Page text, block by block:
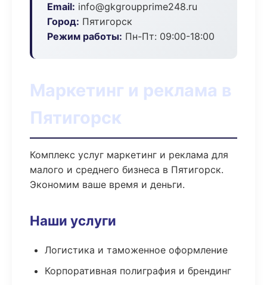
Email: info@gkgroupprime248.ru
Город: Пятигорск
Режим работы: Пн-Пт: 09:00-18:00
Маркетинг и реклама в
Пятигорск
Комплекс услуг маркетинг и реклама для
малого и среднего бизнеса в Пятигорск.
Экономим ваше время и деньги.
Наши услуги
Логистика и таможенное оформление
Корпоративная полиграфия и брендинг